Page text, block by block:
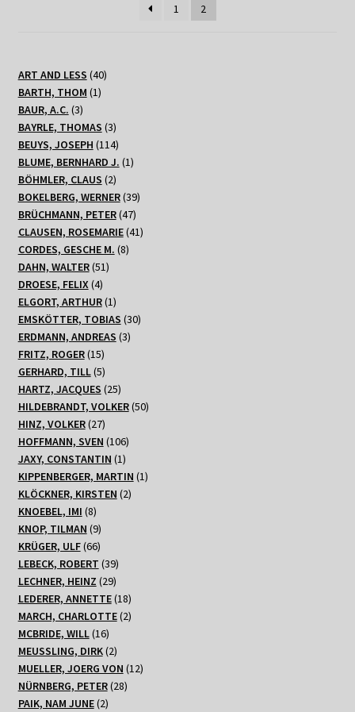
1 2
ART AND LESS 4040
BARTH, THOM 11
BAUR, A.C. 33
Produkte
BAYRLE, THOMAS 33
Produkte
BEUYS, JOSEPH 114114
Produkte
BLUME, BERNHARD J. 11
BÖHMLER, CLAUS 22
Produkte
BOKELBERG, WERNER 3939
BRÜCHMANN, PETER 4747
Produkte
CLAUSEN, ROSEMARIE 4141
CORDES, GESCHE M. 88
DAHN, WALTER 5151
DROESE, FELIX 44
Produkte
ELGORT, ARTHUR 11
Produkt
EMSKÖTTER, TOBIAS 3030
ERDMANN, ANDREAS 33
FRITZ, ROGER 1515
Produkte
GERHARD, TILL 55
Produkte
HARTZ, JACQUES 2525
Produkte
HILDEBRANDT, VOLKER 5050
HINZ, VOLKER 2727
Produkte
HOFFMANN, SVEN 106106
Produkte
JAXY, CONSTANTIN 11
Produkt
KIPPENBERGER, MARTIN 11
KLÖCKNER, KIRSTEN 22
KNOEBEL, IMI 88
Produkte
KNOP, TILMAN 99
Produkte
KRÜGER, ULF 6666
Produkte
LEBECK, ROBERT 3939
Produkte
LECHNER, HEINZ 2929
Produkte
LEDERER, ANNETTE 1818
Produkte
MARCH, CHARLOTTE 22
MCBRIDE, WILL 1616
Produkte
MEUSSLING, DIRK 22
Produkte
MUELLER, JOERG VON 1212
NÜRNBERG, PETER 2828
PAIK, NAM JUNE 22